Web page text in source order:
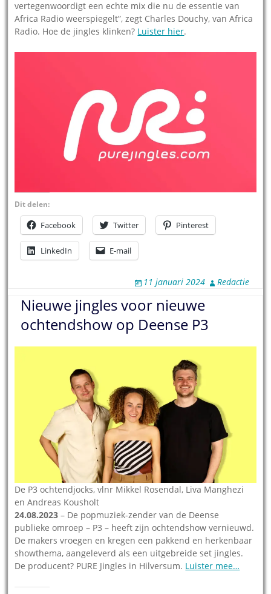
vertegenwoordigt een echte mix die nu de essentie van
Africa Radio weerspiegelt”, zegt Charles Douchy, van Africa
Radio. Hoe de jingles klinken? Luister hier.
Dit delen:
Facebook Twitter Pinterest
LinkedIn E-mail
11 januari 2024 Redactie
Nieuwe jingles voor nieuwe
ochtendshow op Deense P3
De P3 ochtendjocks, vlnr Mikkel Rosendal, Liva Manghezi
en Andreas Kousholt
24.08.2023 – De popmuziek-zender van de Deense
publieke omroep – P3 – heeft zijn ochtendshow vernieuwd.
De makers vroegen en kregen een pakkend en herkenbaar
showthema, aangeleverd als een uitgebreide set jingles.
De producent? PURE Jingles in Hilversum. Luister mee…